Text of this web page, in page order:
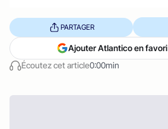
Écoutez cet article0:00min
PARTAGER
Ajouter Atlantico en favori